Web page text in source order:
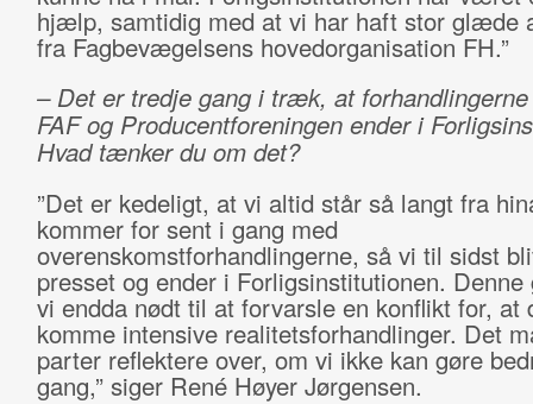
hjælp, samtidig med at vi har haft stor glæde
fra Fagbevægelsens hovedorganisation FH.”
– Det er tredje gang i træk, at
FAF og Producentforeningen ender i
Hvad tænker du om det?
”Det er kedeligt, at vi altid står så langt fra
kommer for sent i gang med
overenskomstforhandlingerne, så vi til sidst
presset og ender i Forligsinstitutionen. Denne
vi endda nødt til at forvarsle en konflikt for, at
komme intensive realitetsforhandlinger. Det
parter reflektere over, om vi ikke kan gøre
gang,” siger René Høyer Jørgensen.